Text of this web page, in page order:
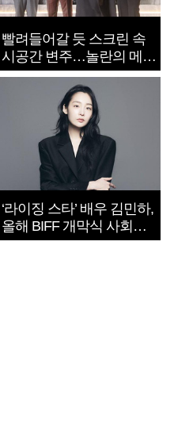
빨려들어갈 듯 스크린 속
시공간 변주…놀란의 메시
지는 ‘전쟁 속죄’
‘라이징 스타’ 배우 김민하,
올해 BIFF 개막식 사회자
확정